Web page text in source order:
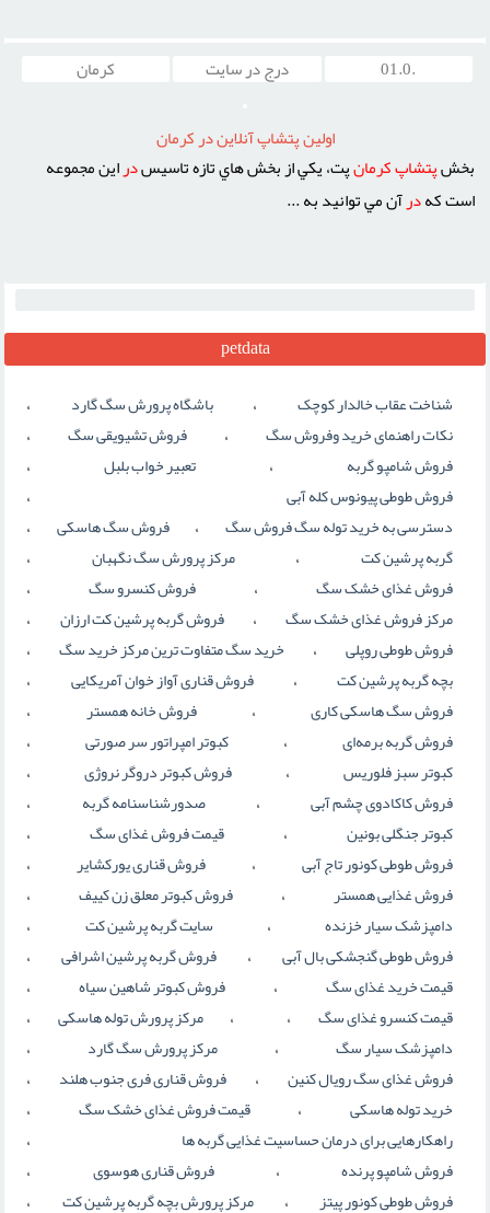
.01.0 درج در سایت كرمان
اولين پتشاپ آنلاين در کرمان
بخشپتشاپکرمانپت، يکي از بخش هاي تازه تاسيسدراين مجموعه
است کهدرآن مي توانيد به ...
petdata
شناخت عقاب خالدار کوچک ، باشگاه پرورش سگ گارد ،
نکات راهنمای خرید وفروش سگ ، فروش تشیویقی سگ ،
فروش شامپو گربه ، تعبیر خواب بلبل ،
فروش طوطی پیونوس کله آبی ،
دسترسی به خرید توله سگ فروش سگ ، فروش سگ هاسکی ،
گربه پرشین کت ، مرکز پرورش سگ نگهبان ،
فروش غذای خشک سگ ، فروش کنسرو سگ ،
مرکز فروش غذای خشک سگ ، فروش گربه پرشین کت ارزان ،
فروش طوطی روپلی ، خرید سگ متفاوت ترین مرکز خرید سگ ،
بچه گربه پرشین کت ، فروش قناری آواز خوان آمریکایی ،
فروش سگ هاسکی کاری ، فروش خانه همستر ،
فروش گربه برمه‌ای ، کبوتر امپراتور سر صورتی ،
کبوتر سبز فلوریس ، فروش کبوتر دروگر نروژی ،
فروش کاکادوی چشم آبی ، صدورشناسنامه گربه ،
کبوتر جنگلی بونین ، قیمت فروش غذای سگ ،
فروش طوطی کونور تاج آبی ، فروش قناري يوركشاير ،
فروش غذایی همستر ، فروش کبوتر معلق زن کییف ،
دامپزشک سیار خزنده ، سایت گربه پرشین کت ،
فروش طوطی گنجشکی بال آبی ، فروش گربه پرشین اشرافی ،
قیمت خرید غذای سگ ، فروش کبوتر شاهین سیاه ،
قیمت کنسرو غذای سگ ، ، مرکز پرورش توله هاسکی ،
دامپزشک سیار سگ ، مرکز پرورش سگ گارد ،
فروش غذای سگ رویال کنین ، فروش قناری فری جنوب هلند ،
خرید توله هاسکی ، قیمت فروش غذای خشک سگ ،
راهکارهایی برای درمان حساسیت غذایی گربه ها ،
فروش شامپو پرنده ، فروش قناري هوسوي ،
فروش طوطی کونور پیتز ، مرکز پرورش بچه گربه پرشین کت ،